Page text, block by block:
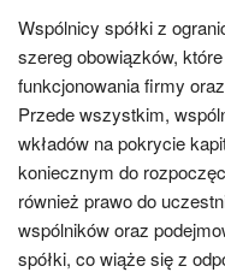
Wspólnicy spółki z
szereg obowiązków,
funkcjonowania firmy
Przede wszystkim,
wkładów na pokrycie
koniecznym do
również prawo do
wspólników oraz
spółki, co wiąże się z